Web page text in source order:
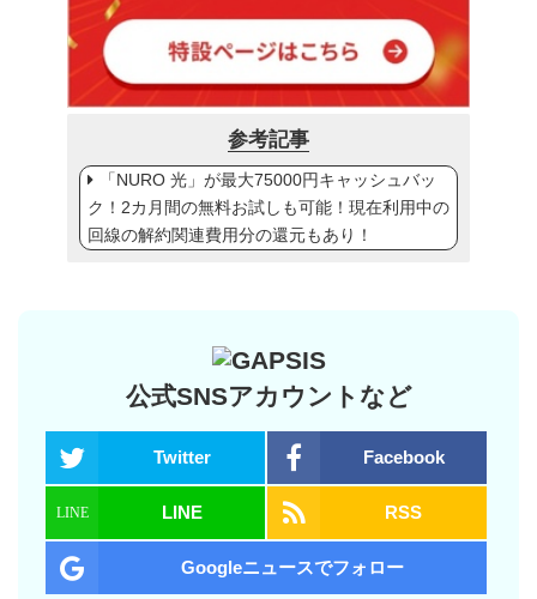
参考記事
「NURO 光」が最大75000円キャッシュバッ
ク！2カ月間の無料お試しも可能！現在利用中の
回線の解約関連費用分の還元もあり！
公式SNSアカウントなど
Twitter Facebook
LINE RSS
Googleニュースでフォロー